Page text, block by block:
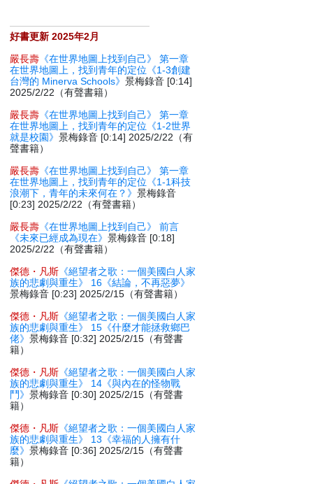
好書更新 2025年2月
嚴長壽 《在世界地圖上找到自己》 第一章
在世界地圖上，找到青年的定位《1-3創建
台灣的 Minerva Schools》景梅錄音 [0:14]
2025/2/22（有聲書籍）
嚴長壽 《在世界地圖上找到自己》 第一章
在世界地圖上，找到青年的定位《1-2世界
就是校園》景梅錄音 [0:14] 2025/2/22（有
聲書籍）
嚴長壽 《在世界地圖上找到自己》 第一章
在世界地圖上，找到青年的定位《1-1科技
浪潮下，青年的未來何在？》景梅錄音
[0:23] 2025/2/22（有聲書籍）
嚴長壽 《在世界地圖上找到自己》 前言
《未來已經成為現在》景梅錄音 [0:18]
2025/2/22（有聲書籍）
傑德・凡斯 《絕望者之歌：一個美國白人家
族的悲劇與重生》 16《結論，不再惡夢》
景梅錄音 [0:23] 2025/2/15（有聲書籍）
傑德・凡斯 《絕望者之歌：一個美國白人家
族的悲劇與重生》 15《什麼才能拯救鄉巴
佬》景梅錄音 [0:32] 2025/2/15（有聲書
籍）
傑德・凡斯 《絕望者之歌：一個美國白人家
族的悲劇與重生》 14《與內在的怪物戰
鬥》景梅錄音 [0:30] 2025/2/15（有聲書
籍）
傑德・凡斯 《絕望者之歌：一個美國白人家
族的悲劇與重生》 13《幸福的人擁有什
麼》景梅錄音 [0:36] 2025/2/15（有聲書
籍）